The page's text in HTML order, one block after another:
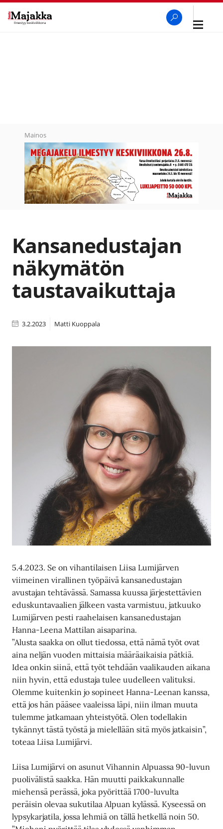
Avaa
Mainos
Kansanedustajan
näkymätön
taustavaikuttaja
3.2.2023 Matti Kuoppala
5.4.2023. Se on vihantilaisen Liisa Lumijärven
viimeinen virallinen työpäivä kansanedustajan
avustajan tehtävässä. Samassa kuussa järjestettävien
eduskuntavaalien jälkeen vasta varmistuu, jatkuuko
Lumijärven pesti raahelaisen kansanedustajan
Hanna-Leena Mattilan aisaparina.
”Alusta saakka on ollut tiedossa, että nämä työt ovat
aina neljän vuoden mittaisia määräaikaisia pätkiä.
Idea onkin siinä, että työt tehdään vaalikauden aikana
niin hyvin, että edustaja tulee uudelleen valituksi.
Olemme kuitenkin jo sopineet Hanna-Leenan kanssa,
että jos hän pääsee vaaleissa läpi, niin ilman muuta
tulemme jatkamaan yhteistyötä. Olen todellakin
tykännyt tästä työstä ja mielellään sitä myös jatkaisin”,
toteaa Liisa Lumijärvi.
Liisa Lumijärvi on asunut Vihannin Alpuassa 90-luvun
puolivälistä saakka. Hän muutti paikkakunnalle
miehensä perässä, joka pyörittää 1700-luvulta
peräisin olevaa sukutilaa Alpuan kylässä. Kyseessä on
lypsykarjatila, jossa lehmiä on tällä hetkellä noin 50.